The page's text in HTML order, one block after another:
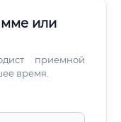
или
приемной
время.